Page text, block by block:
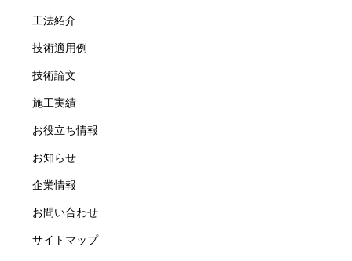
工法紹介
技術適用例
技術論文
施工実績
お役立ち情報
お知らせ
企業情報
お問い合わせ
サイトマップ